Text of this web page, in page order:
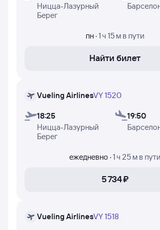
и дни недели, в которые авиакомпании
EasyJet осуществляют полёты.
Ницца-Лазурный
Берег
пн·1 ч 15 м в пути
Найти билет
Vueling AirlinesVY 1520
18:25
Ницца-Лазурный
Берег
19:50
ежедневно ·1 ч 25 м в пути
5 ⁠734 ⁠₽
Vueling AirlinesVY 1518